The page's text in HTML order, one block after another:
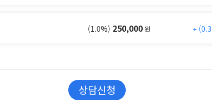
(1.0%) 250,000 원
상담신청